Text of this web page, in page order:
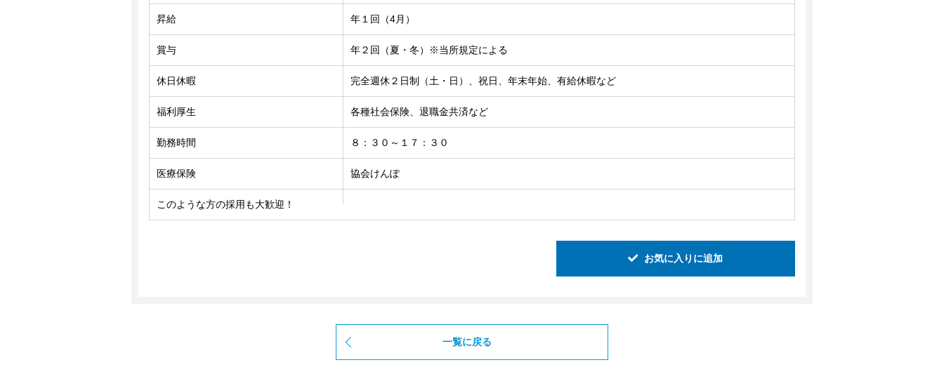
昇給 年１回（4月）
賞与 年２回（夏・冬）※当所規定による
休日休暇 完全週休２日制（土・日）、祝日、年末年始、有給休暇など
福利厚生 各種社会保険、退職金共済など
勤務時間 ８：３０～１７：３０
医療保険 協会けんぽ
このような方の採用も大歓迎！
お気に入りに追加
一覧に戻る